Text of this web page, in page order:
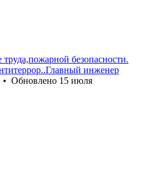
безопасности.
инженер
• Обновлено 15 июля